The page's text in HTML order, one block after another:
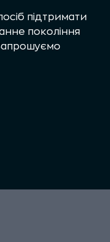
підтримати
покоління